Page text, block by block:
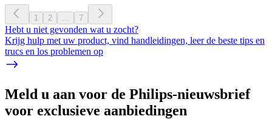
1 2 ... 7
Hebt u niet gevonden wat u zocht?
Krijg hulp met uw product, vind handleidingen, leer de beste tips en
trucs en los problemen op
Meld u aan voor de Philips-nieuwsbrief
voor exclusieve aanbiedingen